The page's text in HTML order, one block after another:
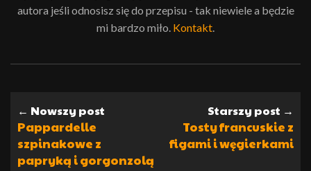
autora jeśli odnosisz się do przepisu - tak niewiele a będzie
mi bardzo miło. Kontakt
← Nowszy post
Pappardelle
szpinakowe z
papryką i gorgonzolą
Starszy post →
Tosty francuskie z
figami i węgierkami